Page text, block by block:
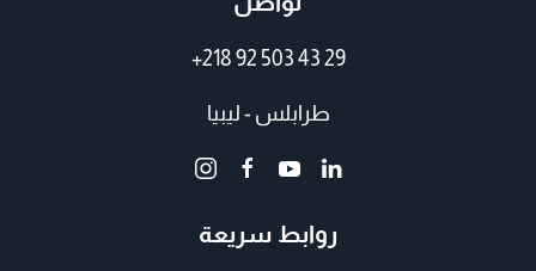
+218 92 503 43 29
طرابلس - ليبيا
روابط سريعة